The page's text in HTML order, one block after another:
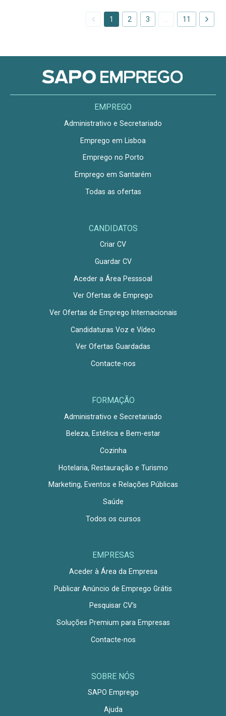
1 2 3 11
EMPREGO
Administrativo e Secretariado
Emprego em Lisboa
Emprego no Porto
Emprego em Santarém
Todas as ofertas
CANDIDATOS
Criar CV
Guardar CV
Aceder a Área Pesssoal
Ver Ofertas de Emprego
Ver Ofertas de Emprego Internacionais
Candidaturas Voz e Vídeo
Ver Ofertas Guardadas
Contacte-nos
FORMAÇÃO
Administrativo e Secretariado
Beleza, Estética e Bem-estar
Cozinha
Hotelaria, Restauração e Turismo
Marketing, Eventos e Relações Públicas
Saúde
Todos os cursos
EMPRESAS
Aceder à Área da Empresa
Publicar Anúncio de Emprego Grátis
Pesquisar CV's
Soluções Premium para Empresas
Contacte-nos
SOBRE NÓS
SAPO Emprego
Ajuda